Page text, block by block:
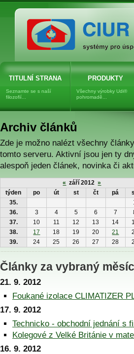
Dřevovláknitá izolace UNGER-
DIFFUTHERM, dřevovlákno
TITULNÍ STRANA
Seznamte se s naší
filozofií...
PRODUKTY
Všechny výrobky Udi®
pohromadě...
Archiv článků
Zde je možno nalézt všechny
tomto serveru. Aktivní jsou jen ty
alespoň jeden článek, novinka či
« září 2012»
týden
po út st čt pá
35.
36.
3 4 5 6 7
37.
10 11 12 13 14
38.
17 18 19 20 21
39.
24 25 26 27 28
Články za vybraný měsíc
21. 9. 2012
Foukané izolace CLIMATIZER
17. 9. 2012
Technicko - obchodní jednání s
Kolegové z Velké Británie v
16. 9. 2012